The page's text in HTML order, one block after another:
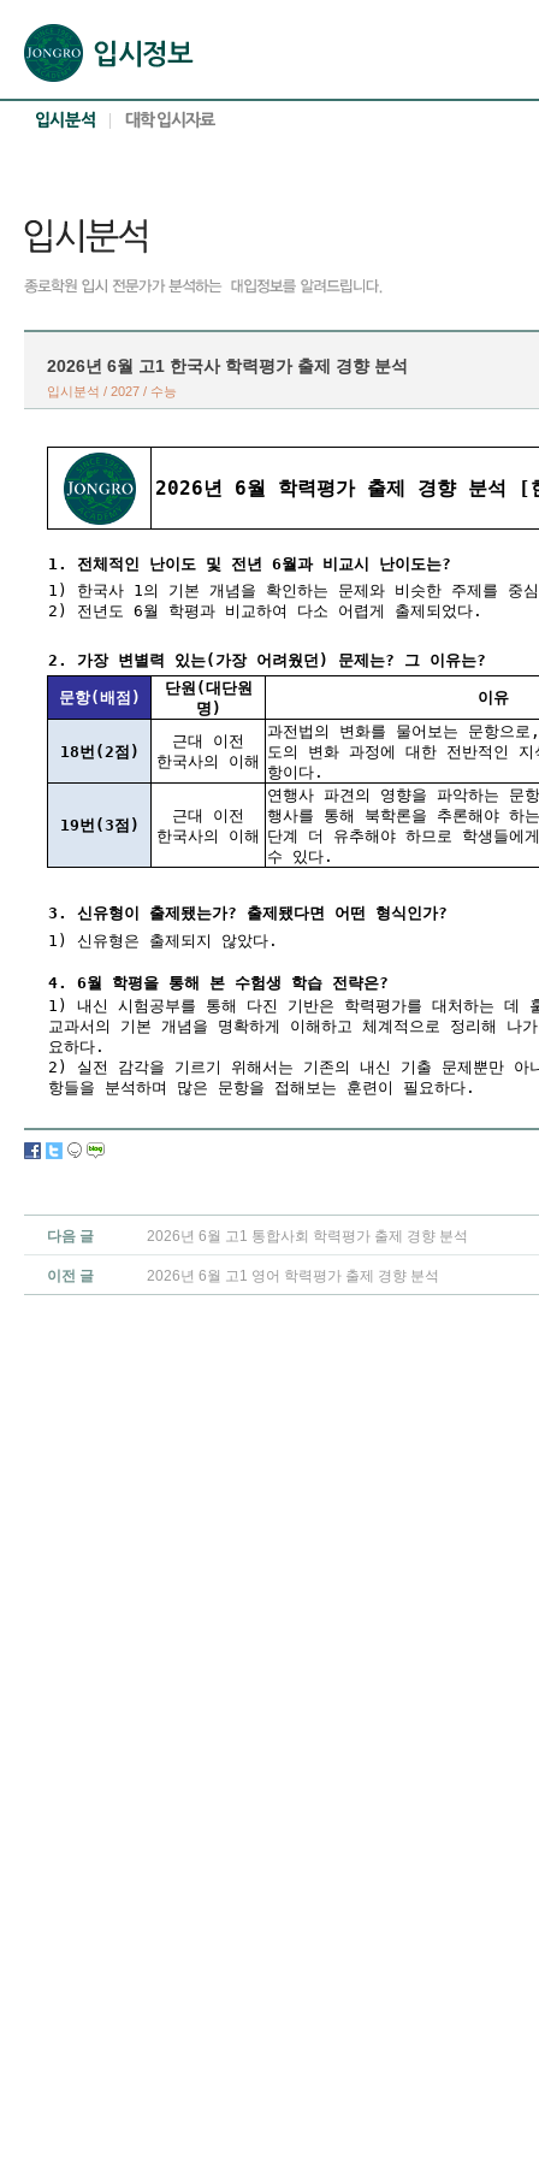
2026년 6월 고1 한국사 학력평가 출제 경향 분석
입시분석 / 2027 / 수능
2026년 6월 학력평가 출제 경향 분석 [
1. 전체적인 난이도 및 전년 6월과 비교시 난이도는?
1) 한국사 1의 기본 개념을 확인하는 문제와 비슷한 주제를 중
2) 전년도 6월 학평과 비교하여 다소 어렵게 출제되었다.
2. 가장 변별력 있는(가장 어려웠던) 문제는? 그 이유는?
문항(배점)
단원(대단원
명)
이유
18번(2점)
근대 이전
한국사의 이해
과전법의 변화를 물어보는 문항으
도의 변화 과정에 대한 전반적인
항이다.
19번(3점)
근대 이전
한국사의 이해
연행사 파견의 영향을 파악하는 문
행사를 통해 북학론을 추론해야 하
단계 더 유추해야 하므로 학생들에
수 있다.
3. 신유형이 출제됐는가? 출제됐다면 어떤 형식인가?
1) 신유형은 출제되지 않았다.
4. 6월 학평을 통해 본 수험생 학습 전략은?
1) 내신 시험공부를 통해 다진 기반은 학력평가를 대처하는 데
교과서의 기본 개념을 명확하게 이해하고 체계적으로 정리해 나
요하다.
2) 실전 감각을 기르기 위해서는 기존의 내신 기출 문제뿐만 아
항들을 분석하며 많은 문항을 접해보는 훈련이 필요하다.
다음 글 2026년 6월 고1 통합사회 학력평가 출제 경향 분석
이전 글 2026년 6월 고1 영어 학력평가 출제 경향 분석